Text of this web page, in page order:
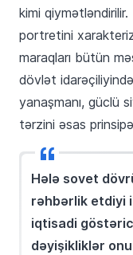
kimi
portretini
maraqları bütün
dövlət
yanaşmanı, güclü
tərzini əsas
Hələ sovet
rəhbərlik etdiyi
iqtisadi
dəyişikliklər